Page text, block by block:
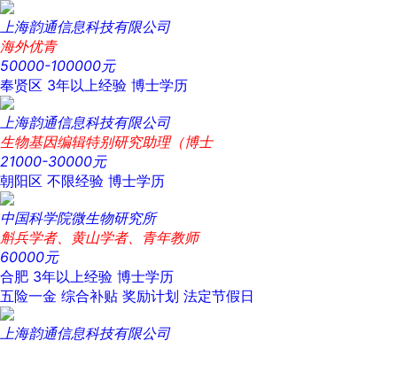
上海韵通信息科技有限公司
海外优青
50000-100000元
奉贤区 3年以上经验 博士学历
上海韵通信息科技有限公司
生物基因编辑特别研究助理（博士
21000-30000元
朝阳区 不限经验 博士学历
中国科学院微生物研究所
斛兵学者、黄山学者、青年教师
60000元
合肥 3年以上经验 博士学历
五险一金 综合补贴 奖励计划 法定节假日
上海韵通信息科技有限公司